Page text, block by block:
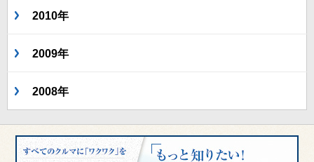
2010年
2009年
2008年